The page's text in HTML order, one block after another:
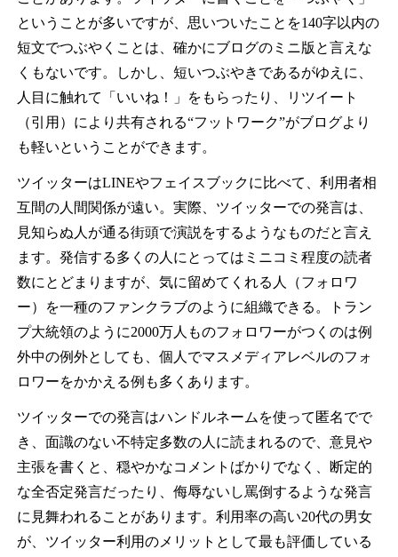
ということが多いですが、思いついたことを140字以内の
短文でつぶやくことは、確かにブログのミニ版と言えな
くもないです。しかし、短いつぶやきであるがゆえに、
人目に触れて「いいね！」をもらったり、リツイート
（引用）により共有される“フットワーク”がブログより
も軽いということができます。
ツイッターはLINEやフェイスブックに比べて、利用者相
互間の人間関係が遠い。実際、ツイッターでの発言は、
見知らぬ人が通る街頭で演説をするようなものだと言え
ます。発信する多くの人にとってはミニコミ程度の読者
数にとどまりますが、気に留めてくれる人（フォロワ
ー）を一種のファンクラブのように組織できる。トラン
プ大統領のように2000万人ものフォロワーがつくのは例
外中の例外としても、個人でマスメディアレベルのフォ
ロワーをかかえる例も多くあります。
ツイッターでの発言はハンドルネームを使って匿名でで
き、面識のない不特定多数の人に読まれるので、意見や
主張を書くと、穏やかなコメントばかりでなく、断定的
な全否定発言だったり、侮辱ないし罵倒するような発言
に見舞われることがあります。利用率の高い20代の男女
が、ツイッター利用のメリットとして最も評価している